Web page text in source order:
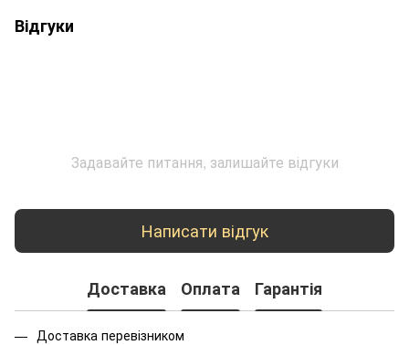
Відгуки
Задавайте питання, залишайте відгуки
Написати відгук
Доставка Оплата Гарантія
Доставка перевізником